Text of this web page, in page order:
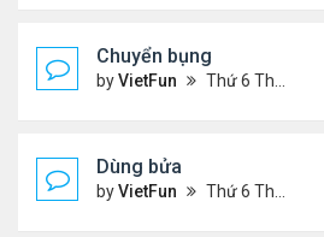
Chuyển bụng
byVietFun Thứ 6 Tháng 11 05, 2021 1:36 pm
Dùng bửa
byVietFun Thứ 6 Tháng 11 05, 2021 1:28 pm